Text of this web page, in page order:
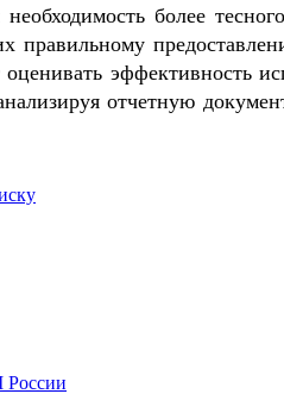
необходимость более
правильному
эффективность
отчетную